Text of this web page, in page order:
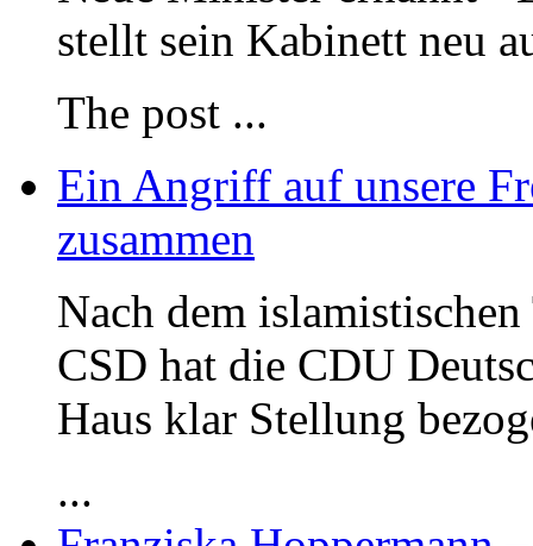
stellt sein Kabinett neu
The post ...
Ein Angriff auf unsere
zusammen
Nach dem
CSD hat die CDU
Haus klar Stellung
...